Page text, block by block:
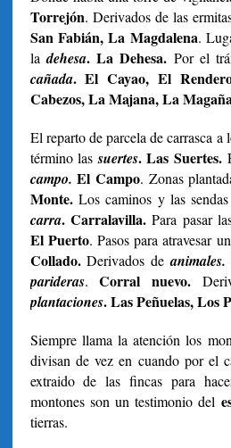
Torrejón. Derivados de las
San Fabián, La Magdalena.
ladehesa. La Dehesa. Por el
cañada. El Cayao, El
Cabezos, La Majana, La
El reparto de parcela de carrasca
término lassuertes. Las Suertes.
campo.El Campo. Zonas
Monte.Los caminos y las
carra. Carralavilla. Para pasar
El Puerto. Pasos para atravesar
Collado.Derivados deanimales.
parideras.Corral nuevo.
plantaciones. Las Peñuelas, Los
Siempre llama la atención los
divisan de vez en cuando por el
extraido de las fincas para
montones son un testimonio del
tierras.